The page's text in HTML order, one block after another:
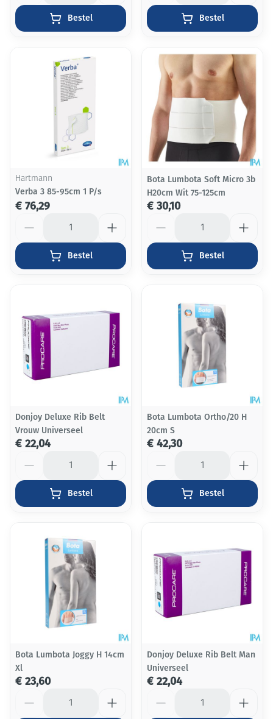
Bestel Bestel
Hartmann
Verba 3 85-95cm 1 P/s
€ 76,29
Bestel
Bota Lumbota Soft Micro 3b
H20cm Wit 75-125cm
€ 30,10
Bestel
Donjoy Deluxe Rib Belt
Vrouw Universeel
€ 22,04
Bestel
Bota Lumbota Ortho/20 H
20cm S
€ 42,30
Bestel
Bota Lumbota Joggy H 14cm
Xl
€ 23,60
Donjoy Deluxe Rib Belt Man
Universeel
€ 22,04